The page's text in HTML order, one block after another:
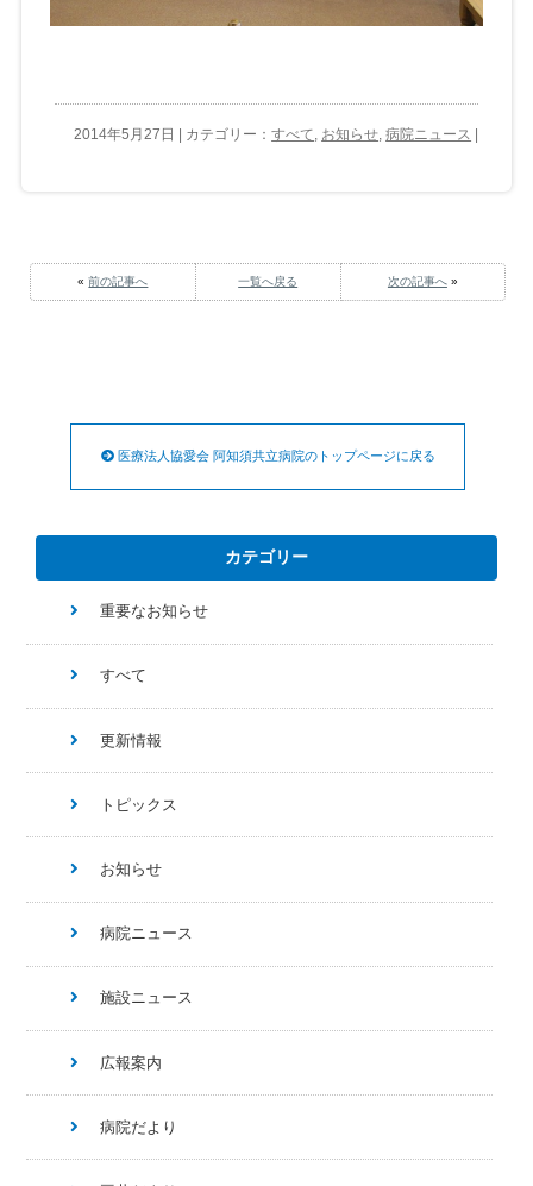
2014年5月27日 | カテゴリー：すべて, お知らせ,病院ニュース
«前の記事へ 一覧へ戻る 次の記事へ»
医療法人協愛会 阿知須共立病院のトップページに戻る
カテゴリー
重要なお知らせ
すべて
更新情報
トピックス
お知らせ
病院ニュース
施設ニュース
広報案内
病院だより